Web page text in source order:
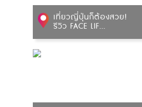
เที่ยวญี่ปุ่นก็ต้องสวย!
รีวิว FACE LIF...